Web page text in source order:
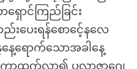
ောင်ကြည်ခြင်း
ပေးရန်စောင်ေ့နလေ
ရောက်သောအခါနေ့
ာထွက်လာ၍ ပလာဇာဂျေ